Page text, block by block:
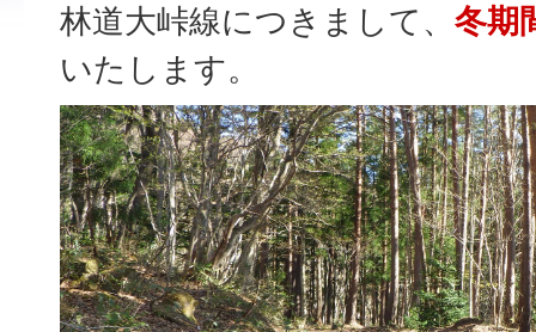
林道大峠線につきまして、 冬期
いたします。